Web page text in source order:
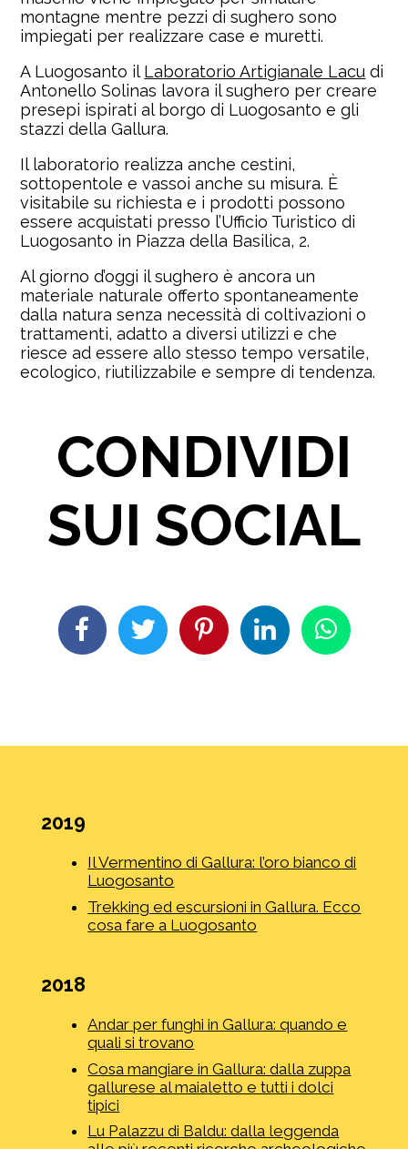
montagne mentre pezzi di sughero sono
impiegati per realizzare case e muretti.
A Luogosanto il Laboratorio Artigianale Lacu di
Antonello Solinas lavora il sughero per creare
presepi ispirati al borgo di Luogosanto e gli
stazzi della Gallura.
Il laboratorio realizza anche cestini,
sottopentole e vassoi anche su misura. È
visitabile su richiesta e i prodotti possono
essere acquistati presso l’Ufficio Turistico di
Luogosanto in Piazza della Basilica, 2.
Al giorno d’oggi il sughero è ancora un
materiale naturale offerto spontaneamente
dalla natura senza necessità di coltivazioni o
trattamenti, adatto a diversi utilizzi e che
riesce ad essere allo stesso tempo versatile,
ecologico, riutilizzabile e sempre di tendenza.
CONDIVIDI
SUI SOCIAL
2019
Il Vermentino di Gallura: l’oro bianco di
Luogosanto
Trekking ed escursioni in Gallura. Ecco
cosa fare a Luogosanto
2018
Andar per funghi in Gallura: quando e
quali si trovano
Cosa mangiare in Gallura: dalla zuppa
gallurese al maialetto e tutti i dolci
tipici
Lu Palazzu di Baldu: dalla leggenda